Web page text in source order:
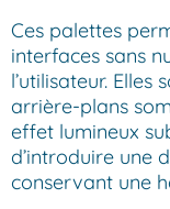
Ces palettes
interfaces sans
l’utilisateur. Elles
arrière-plans
effet lumineux
d’introduire une
conservant une